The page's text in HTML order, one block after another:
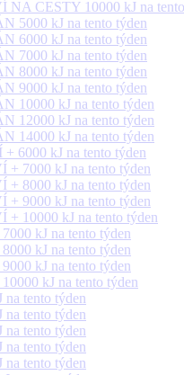
NA CESTY 10000 kJ na
5000 kJ na tento týden
6000 kJ na tento týden
7000 kJ na tento týden
8000 kJ na tento týden
9000 kJ na tento týden
10000 kJ na tento týden
12000 kJ na tento týden
14000 kJ na tento týden
6000 kJ na tento týden
+ 7000 kJ na tento týden
+ 8000 kJ na tento týden
+ 9000 kJ na tento týden
+ 10000 kJ na tento týden
kJ na tento týden
kJ na tento týden
kJ na tento týden
kJ na tento týden
tento týden
tento týden
tento týden
tento týden
tento týden